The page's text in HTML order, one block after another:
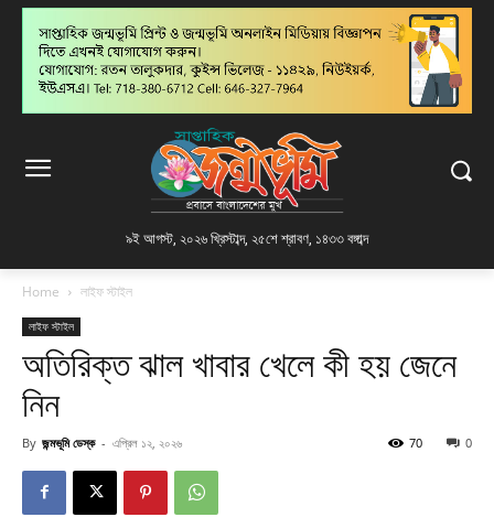
৯ই আগস্ট, ২০২৬ খ্রিস্টাব্দ, ২৫শে শ্রাবণ, ১৪৩৩ বঙ্গাব্দ
Home লাইফ স্টাইল
লাইফ স্টাইল
অতিরিক্ত ঝাল খাবার খেলে কী হয় জেনে
নিন
By জন্মভূমি ডেস্ক - এপ্রিল ১২, ২০২৬ 0
70